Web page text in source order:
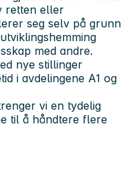
retten eller
seg selv på grunn
med andre.
nye stillinger
i avdelingene A1 og
vi en tydelig
til å håndtere flere